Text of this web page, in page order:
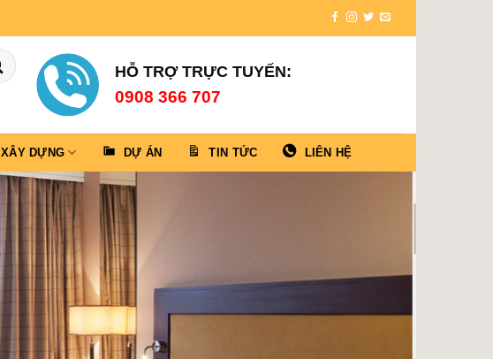
HỖ TRỢ TRỰC TUYẾN:
0908 366 707
XÂY DỰNG DỰ ÁN TIN TỨC LIÊN HỆ